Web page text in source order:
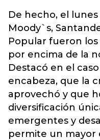
De hecho, el
Moody`s,
Popular fueron
por encima de la
Destacó en el
encabeza, que la
aprovechó y que
diversificación
emergentes y
permite un mayor